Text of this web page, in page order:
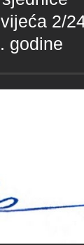
2/
godine